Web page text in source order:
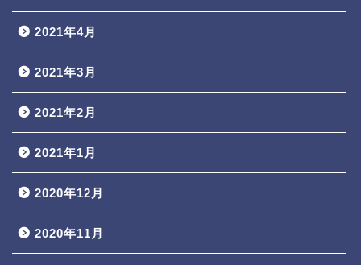
2021年4月
2021年3月
2021年2月
2021年1月
2020年12月
2020年11月